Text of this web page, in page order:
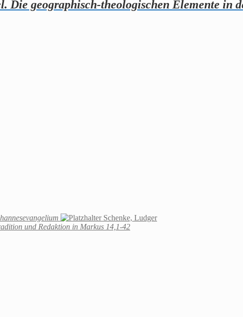
Die geographisch-theologischen Elemente in
Schenke, Ludger
und Redaktion in Markus 14,1-42